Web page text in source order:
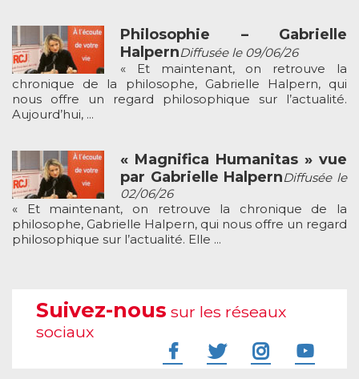
Philosophie – Gabrielle
HalpernDiffusée le 09/06/26
« Et maintenant, on retrouve la
chronique de la philosophe, Gabrielle Halpern, qui
nous offre un regard philosophique sur l’actualité.
Aujourd’hui, ...
« Magnifica Humanitas » vue
par Gabrielle HalpernDiffusée le
02/06/26
« Et maintenant, on retrouve la chronique de la
philosophe, Gabrielle Halpern, qui nous offre un regard
philosophique sur l’actualité. Elle ...
Suivez-nous sur les réseaux
sociaux